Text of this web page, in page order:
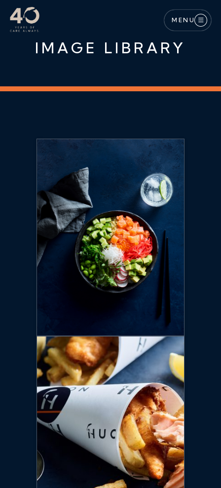
Langkau ke kandungan utama
MENU
IMAGE LIBRARY